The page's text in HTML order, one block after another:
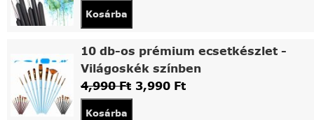
Kosárba
10 db-os prémium ecsetkészlet -
Világoskék színben
4,990Ft 3,990 Ft
Kosárba